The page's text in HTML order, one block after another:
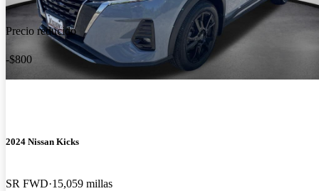
Precio reducido
-$800
2024 Nissan Kicks
SR FWD 15,059 millas